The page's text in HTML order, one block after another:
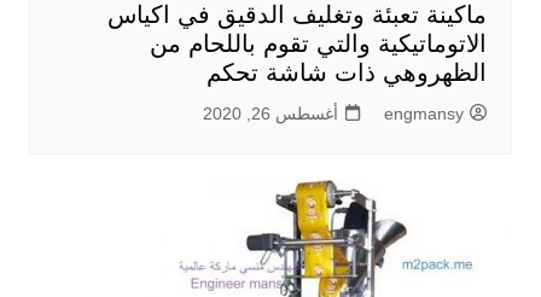
ماكينة تعبئة وتغليف الدقيق في اكياس
الاتوماتيكية والتي تقوم باللحام من
الظهروهي ذات شاشة تحكم
engmansy أغسطس 26, 2020